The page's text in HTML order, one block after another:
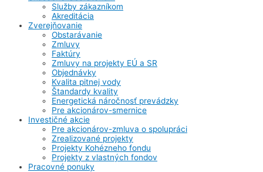
Služby zákazníkom
Akreditácia
Zverejňovanie
Obstarávanie
Zmluvy
Faktúry
Zmluvy na projekty EÚ a SR
Objednávky
Kvalita pitnej vody
Štandardy kvality
Energetická náročnosť prevádzky
Pre akcionárov-smernice
Investičné akcie
Pre akcionárov-zmluva o spolupráci
Zrealizované projekty
Projekty Kohézneho fondu
Projekty z vlastných fondov
Pracovné ponuky